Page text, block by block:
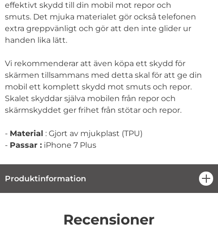
effektivt skydd till din mobil mot repor och
smuts. Det mjuka materialet gör också telefonen
extra greppvänligt och gör att den inte glider ur
handen lika lätt.
Vi rekommenderar att även köpa ett skydd för
skärmen tillsammans med detta skal för att ge din
mobil ett komplett skydd mot smuts och repor.
Skalet skyddar själva mobilen från repor och
skärmskyddet ger frihet från stötar och repor.
- Material : Gjort av mjukplast (TPU)
- Passar : iPhone 7 Plus
Produktinformation
Recensioner